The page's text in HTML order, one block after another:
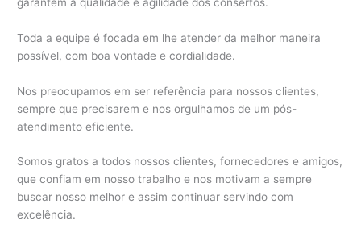
Toda a equipe é focada em lhe atender da melhor maneira
possível, com boa vontade e cordialidade.
Nos preocupamos em ser referência para nossos clientes,
sempre que precisarem e nos orgulhamos de um pós-
atendimento eficiente.
Somos gratos a todos nossos clientes, fornecedores e amigos,
que confiam em nosso trabalho e nos motivam a sempre
buscar nosso melhor e assim continuar servindo com
excelência.